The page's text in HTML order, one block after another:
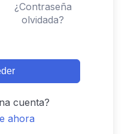
¿Contraseña
olvidada?
cuenta?
ahora